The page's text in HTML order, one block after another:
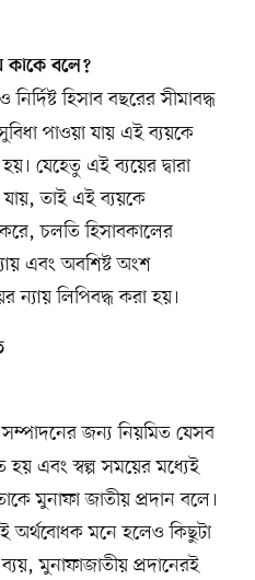
কাকে বলে?
হিসাব বছরের সীমাবদ্ধ
পাওয়া যায় এই ব্যয়কে
যেহেতু এই ব্যয়ের দ্বারা
তাই এই ব্যয়কে
চলতি হিসাবকালের
এবং অবশিষ্ট অংশ
ন্যায় লিপিবদ্ধ করা হয়।
সম্পাদনের জন্য নিয়মিত যেসব
হয় এবং স্বল্প সময়ের মধ্যেই
মুনাফা জাতীয় প্রদান বলে।
অর্থবোধক মনে হলেও কিছুটা
মুনাফাজাতীয় প্রদানেরই